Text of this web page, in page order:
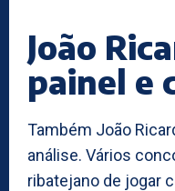
João
painel e
Também João
análise. Vários
ribatejano de jogar